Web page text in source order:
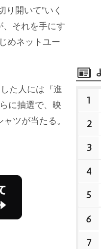
開いて”いく
、それを手にす
めネットユー
た人には『進
に抽選で、映
ツが当たる。
1
2
3
4
5
6
7